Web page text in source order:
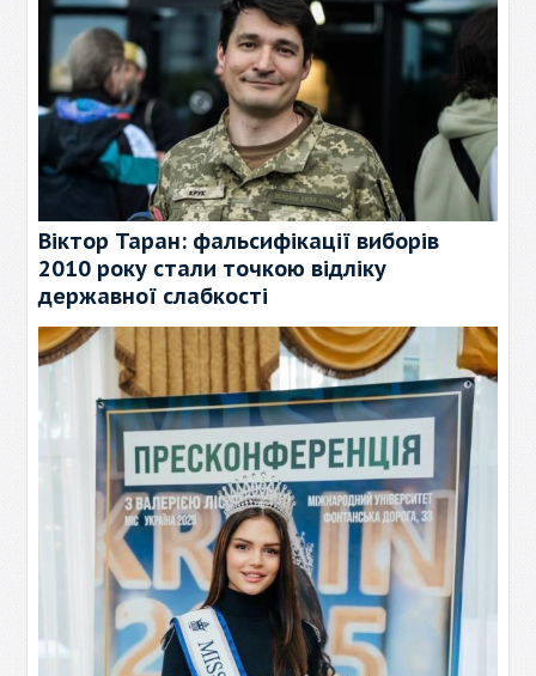
Віктор Таран: фальсифікації виборів
2010 року стали точкою відліку
державної слабкості